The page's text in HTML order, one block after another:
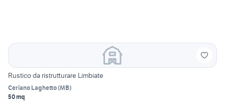
Rustico da ristrutturare Limbiate
Ceriano Laghetto(MB)
50 mq